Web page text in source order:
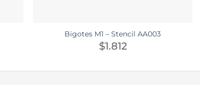
Bigotes M1 – Stencil AA003
$1.812